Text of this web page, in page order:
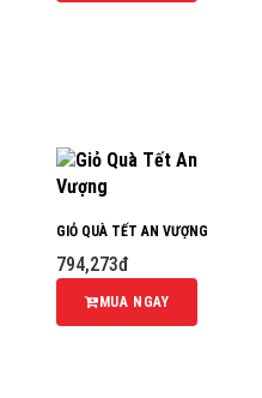
GIỎ QUÀ TẾT AN VƯỢNG
794,273đ
MUA NGAY